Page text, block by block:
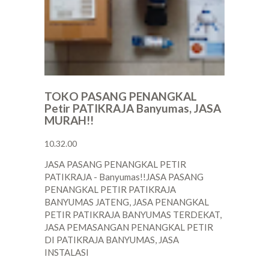
TOKO PASANG PENANGKAL
Petir PATIKRAJA Banyumas, JASA
MURAH!!
10.32.00
JASA PASANG PENANGKAL PETIR
PATIKRAJA - Banyumas!!JASA PASANG
PENANGKAL PETIR PATIKRAJA
BANYUMAS JATENG, JASA PENANGKAL
PETIR PATIKRAJA BANYUMAS TERDEKAT,
JASA PEMASANGAN PENANGKAL PETIR
DI PATIKRAJA BANYUMAS, JASA
INSTALASI